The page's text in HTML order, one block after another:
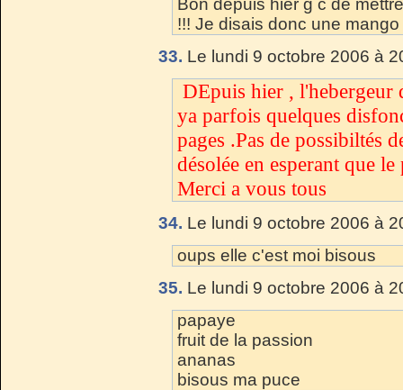
Bon depuis hier g c de
!!! Je disais donc une
33. Le lundi 9 octobre 2006 à
DEpuis hier , l'hebergeur
ya parfois quelques
pages .Pas de possibiltés
désolée en esperant que
Merci a vous tous
34. Le lundi 9 octobre 2006 à
oups elle c'est moi bisous
35. Le lundi 9 octobre 2006 à
papaye
fruit de la passion
ananas
bisous ma puce